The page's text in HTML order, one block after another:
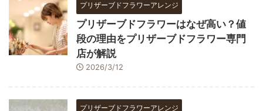
プリザーブドフラワーアレンジ
プリザーブドフラワーはなぜ高い？値
段の理由をプリザーブドフラワー専門
店が解説
2026/3/12
プリザーブドフラワーアレンジ